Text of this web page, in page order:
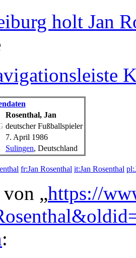
holt Jan
Rosenthal, Jan
deutscher Fußballspieler
7. April 1986
Sulingen, Deutschland
fr:Jan Rosenthal it:Jan Rosenthal
„https://
: